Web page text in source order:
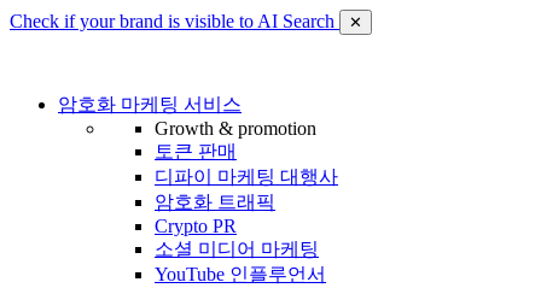
Check if your brand is visible to AI Search ✕
암호화 마케팅 서비스
Growth & promotion
토큰 판매
디파이 마케팅 대행사
암호화 트래픽
Crypto PR
소셜 미디어 마케팅
YouTube 인플루언서